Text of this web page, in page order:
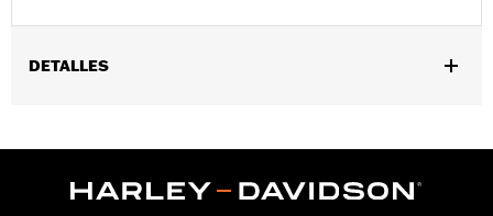
DETALLES
Instrucciones de instalación